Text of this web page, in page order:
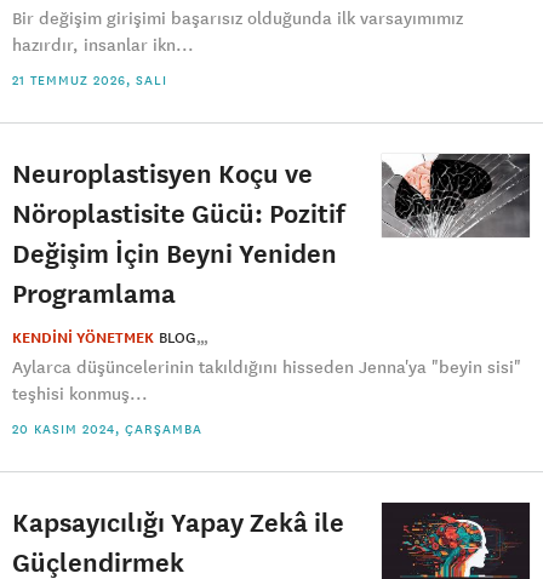
Bir değişim girişimi başarısız olduğunda ilk varsayımımız
hazırdır, insanlar ikn...
21 TEMMUZ 2026, SALI
Neuroplastisyen Koçu ve
Nöroplastisite Gücü: Pozitif
Değişim İçin Beyni Yeniden
Programlama
KENDİNİ YÖNETMEK BLOG
Aylarca düşüncelerinin takıldığını hisseden Jenna'ya "beyin sisi"
teşhisi konmuş...
20 KASIM 2024, ÇARŞAMBA
Kapsayıcılığı Yapay Zekâ ile
Güçlendirmek